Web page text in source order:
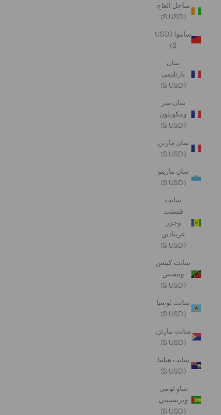
ساحل العاج
(USD $)
ساموا (USD
$)
سان
بارتليمي
(USD $)
سان بيير
ومكويلون
(USD $)
سان مارتن
(USD $)
سان مارينو
(USD $)
سانت
فنسنت
وجزر
غرينادين
(USD $)
سانت كيتس
ونيفيس
(USD $)
سانت لوسيا
(USD $)
سانت مارتن
(USD $)
سانت هيلينا
(USD $)
ساو تومي
وبرينسيبي
(USD $)